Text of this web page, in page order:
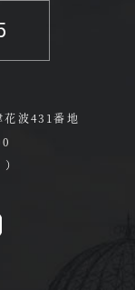
波431番地